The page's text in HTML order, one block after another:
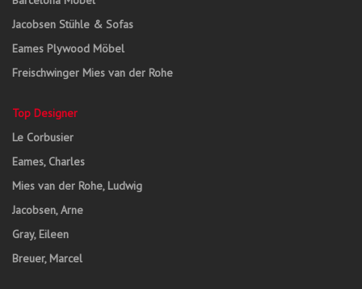
Jacobsen Stühle & Sofas
Eames Plywood Möbel
Freischwinger Mies van der Rohe
Top Designer
Le Corbusier
Eames, Charles
Mies van der Rohe, Ludwig
Jacobsen, Arne
Gray, Eileen
Breuer, Marcel